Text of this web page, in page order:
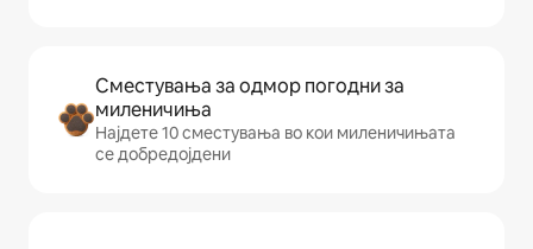
Сместувања за одмор погодни за
миленичиња
Најдете 10 сместувања во кои миленичињата
се добредојдени